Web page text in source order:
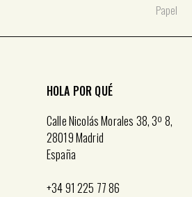
Papel
HOLA POR QUÉ
Calle Nicolás Morales 38, 3º 8,
28019 Madrid
España
+34 91 225 77 86